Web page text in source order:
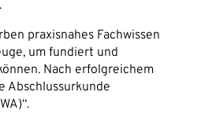
praxisnahes Fachwissen
um fundiert und
Nach erfolgreichem
Abschlussurkunde